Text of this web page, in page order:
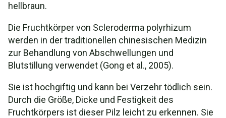
hellbraun.
Die Fruchtkörper von Scleroderma polyrhizum
werden in der traditionellen chinesischen Medizin
zur Behandlung von Abschwellungen und
Blutstillung verwendet (Gong et al., 2005).
Sie ist hochgiftig und kann bei Verzehr tödlich sein.
Durch die Größe, Dicke und Festigkeit des
Fruchtkörpers ist dieser Pilz leicht zu erkennen. Sie